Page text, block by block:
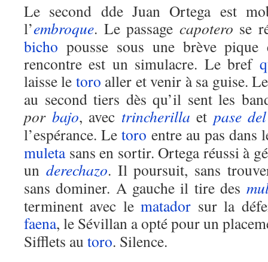
Le second dde Juan Ortega est
l’embroque. Le passage capotero se
bicho pousse sous une brève
rencontre est un simulacre. Le bref
laisse le toro aller et venir à sa guise.
au second tiers dès qu’il sent les
por bajo, avec trincherilla et pase
l’espérance. Letoro entre au pas dans
muletasans en sortir. Ortega réussi à
un derechazo. Il poursuit, sans
sans dominer. A gauche il tire des
terminent avec lematador sur la
faena, le Sévillan a opté pour un
Sifflets au toro. Silence.